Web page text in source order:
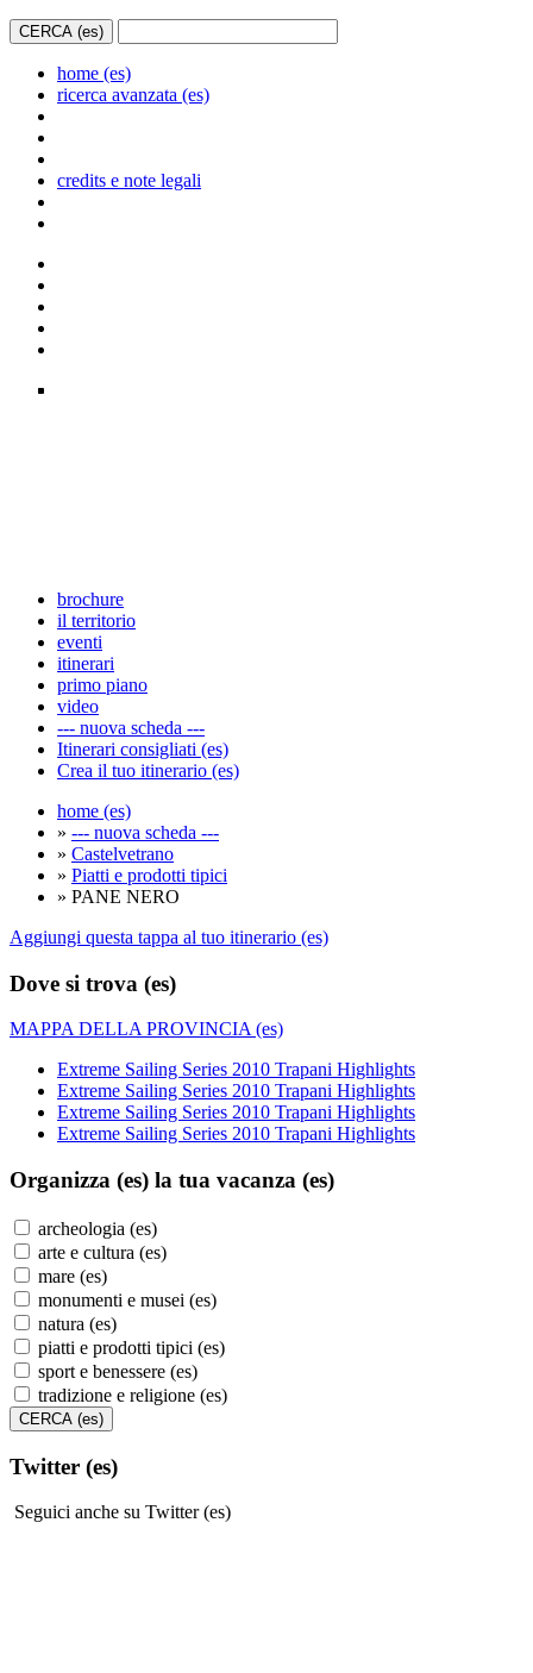
home (es)
ricerca avanzata (es)
credits e note legali
brochure
il territorio
eventi
itinerari
primo piano
video
--- nuova scheda ---
Itinerari consigliati (es)
Crea il tuo itinerario (es)
home (es)
» --- nuova scheda ---
» Castelvetrano
» Piatti e prodotti tipici
» PANE NERO
Aggiungi questa tappa al tuo itinerario (es)
Dove si trova (es)
MAPPA DELLA PROVINCIA (es)
Extreme Sailing Series 2010 Trapani Highlights
Extreme Sailing Series 2010 Trapani Highlights
Extreme Sailing Series 2010 Trapani Highlights
Extreme Sailing Series 2010 Trapani Highlights
Organizza (es) la tua vacanza (es)
archeologia (es)
arte e cultura (es)
mare (es)
monumenti e musei (es)
natura (es)
piatti e prodotti tipici (es)
sport e benessere (es)
tradizione e religione (es)
Twitter (es)
Seguici anche su Twitter (es)